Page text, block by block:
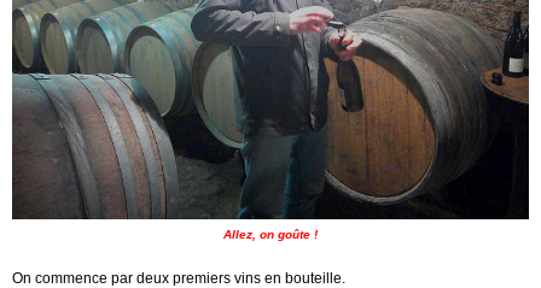
Allez, on goûte !
On commence par deux premiers vins en bouteille.